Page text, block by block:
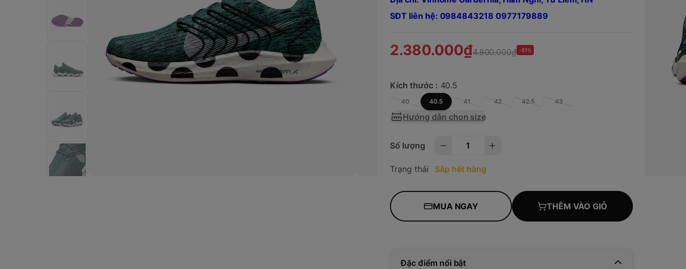
SĐT liên hệ: 0984843218 0977179889
2.380.000₫4.800.000₫ -51%
Kích thước : 40.5
40 40.5 41 42 42.5 43
Hướng dẫn chọn size
Số lượng
Trạng thái Sắp hết hàng
MUA NGAY THÊM VÀO GIỎ
Đặc điểm nổi bật